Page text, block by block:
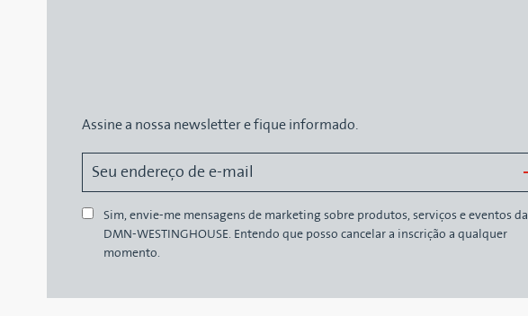
Assine a nossa newsletter e fique informado.
Sim, envie-me mensagens de marketing sobre produtos, serviços e eventos da
DMN-WESTINGHOUSE. Entendo que posso cancelar a inscrição a qualquer
momento.